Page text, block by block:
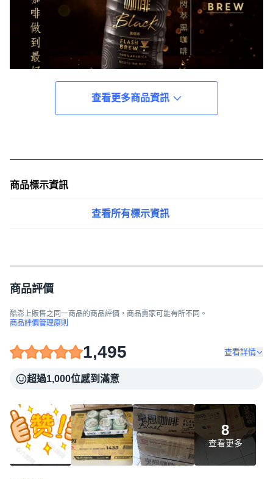
查看更多商品資訊
商品標示資訊
查看所有標示資訊
商品評價
酷澎上販售之同一商品的商品評價，商品賣家可能有所不同。
商品評價管理原則
1,495 查看詳情
超過1,000位感到滿意
8
查看更多